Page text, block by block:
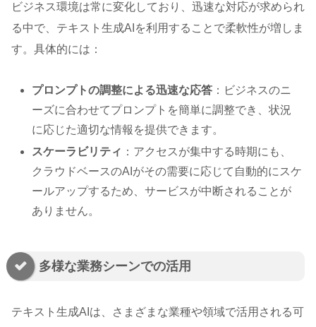
ビジネス環境は常に変化しており、迅速な対応が求められ
る中で、テキスト生成AIを利用することで柔軟性が増しま
す。具体的には：
プロンプトの調整による迅速な応答 ：ビジネスのニ
ーズに合わせてプロンプトを簡単に調整でき、状況
に応じた適切な情報を提供できます。
スケーラビリティ ：アクセスが集中する時期にも、
クラウドベースのAIがその需要に応じて自動的にスケ
ールアップするため、サービスが中断されることが
ありません。
多様な業務シーンでの活用
テキスト生成AIは、さまざまな業種や領域で活用される可